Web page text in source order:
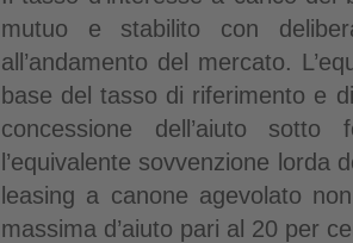
mutuo e stabilito con
all’andamento del mercato.
base del tasso di riferimento e
concessione dell’aiuto
l’equivalente sovvenzione
leasing a canone agevolato
massima d’aiuto pari al 20 per